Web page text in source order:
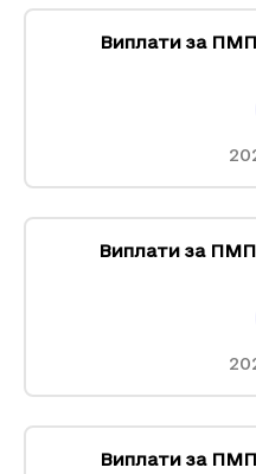
Виплати за
Виплати за
Виплати за